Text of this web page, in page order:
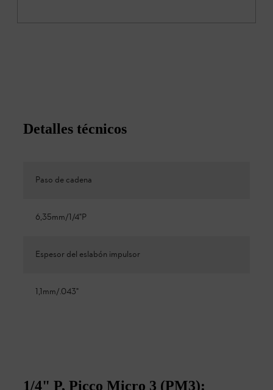
Detalles técnicos
Paso de cadena
6,35mm/1/4"P
Espesor del eslabón impulsor
1,1mm/.043"
1/4" P, Picco Micro 3 (PM3):